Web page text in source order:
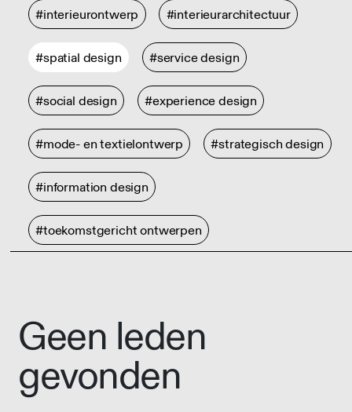
#interieurontwerp #interieurarchitectuur
#spatial design #service design
#social design #experience design
#mode- en textielontwerp #strategisch design
#information design
#toekomstgericht ontwerpen
Geen leden
gevonden